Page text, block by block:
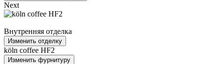
Next
Внутренняя отделка
Изменить отделку
köln coffee HF2
Изменить фурнитуру